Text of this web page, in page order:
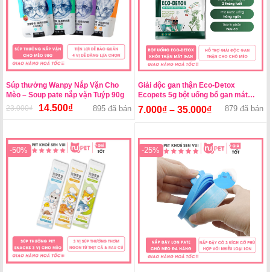
Súp thưởng Wanpy Nắp Vặn Cho
Mèo – Soup pate nắp vặn Tuýp 90g
23.000₫
Giá
23.000₫.
14.500₫Giá
là:
14.500₫.
895 đã bán
Giải độc gan thận Eco-Detox
Ecopets 5g bột uống bổ gan mát
thận
7.000₫ – 35.000₫ 879 đã bán
-50% -25%